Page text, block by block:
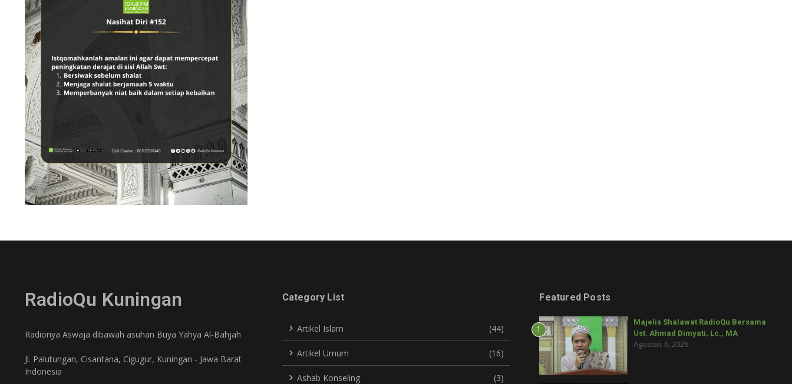
RadioQu Kuningan
Radionya Aswaja dibawah asuhan Buya Yahya Al-Bahjah
Jl. Palutungan, Cisantana, Cigugur, Kuningan - Jawa Barat
Indonesia
Category List
Artikel Islam (44)
Artikel Umum (16)
Ashab Konseling (3)
Featured Posts
1
Majelis Shalawat RadioQu Bersama
Ust. Ahmad Dimyati, Lc., MA
Agustus 6, 2026